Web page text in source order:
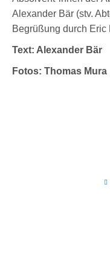
Alexander Bär (stv.
Begrüßung durch
Text: Alexander Bär
Fotos: Thomas Mura